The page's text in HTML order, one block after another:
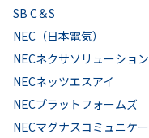
SB C＆S
NEC（日本電気）
NECネクサソリューショ
NECネッツエスアイ
NECプラットフォームズ
NECマグナスコミュニケ